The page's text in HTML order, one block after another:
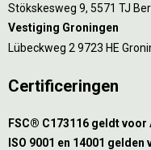
Stökskesweg 9, 5571 TJ
Vestiging Groningen
Lübeckweg 2 9723 HE
Certificeringen
FSC® C173116 geldt
ISO 9001 en 14001